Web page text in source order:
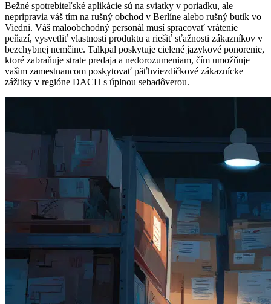
Bežné spotrebiteľské aplikácie sú na sviatky v poriadku, ale
nepripravia váš tím na rušný obchod v Berlíne alebo rušný butik vo
Viedni. Váš maloobchodný personál musí spracovať vrátenie
peňazí, vysvetliť vlastnosti produktu a riešiť sťažnosti zákazníkov v
bezchybnej nemčine. Talkpal poskytuje cielené jazykové ponorenie,
ktoré zabraňuje strate predaja a nedorozumeniam, čím umožňuje
vašim zamestnancom poskytovať päťhviezdičkové zákaznícke
zážitky v regióne DACH s úplnou sebadôverou.